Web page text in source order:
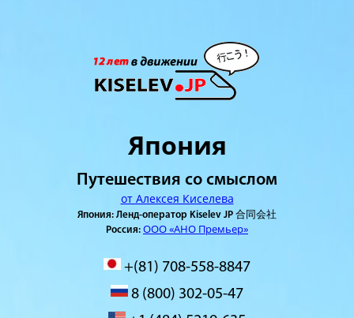
Япония
Путешествия со смыслом
от Алексея Киселева
Япония: Ленд-оператор Kiselev JP 合同会社
Россия: ООО «АНО Премьер»
+(81) 708-558-8847
8 (800) 302-05-47